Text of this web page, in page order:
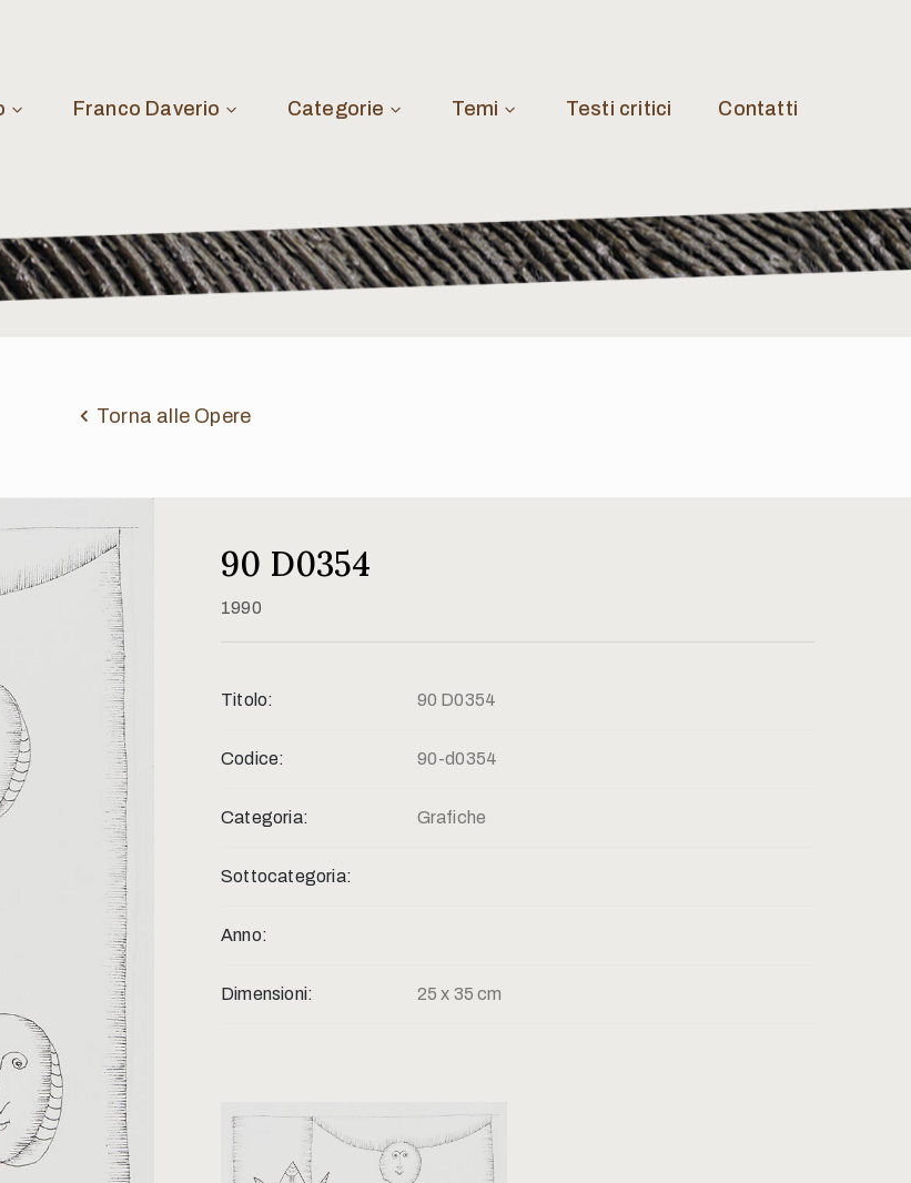
Franco Daverio Categorie Temi Testi critici Contatti
Torna alle Opere
90 D0354
1990
Titolo: 90 D0354
Codice: 90-d0354
Categoria: Grafiche
Sottocategoria:
Anno:
Dimensioni: 25 x 35 cm